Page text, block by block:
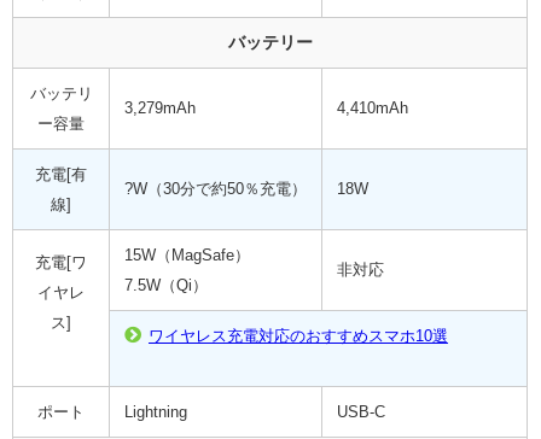
バッテリー
バッテリ
ー容量
3,279mAh 4,410mAh
充電[有
線]
?W（30分で約50％充電） 18W
充電[ワ
イヤレ
ス]
15W（MagSafe）
7.5W（Qi）
非対応
ワイヤレス充電対応のおすすめスマホ10選
ポート Lightning USB-C